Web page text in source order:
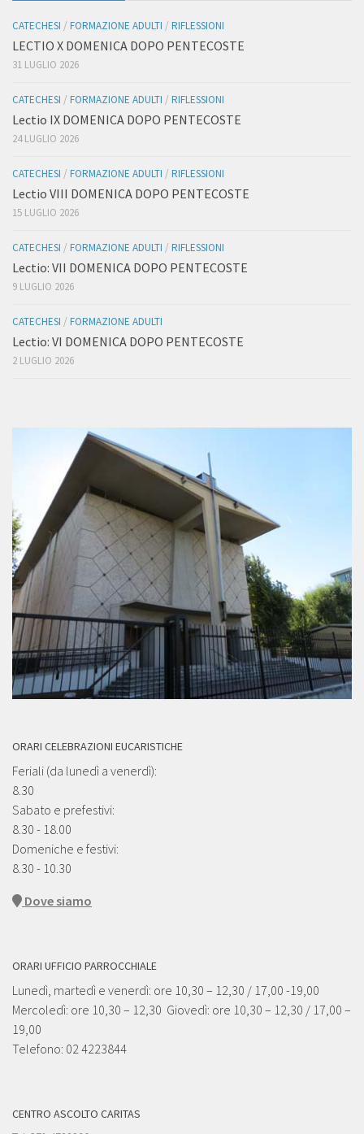
CATECHESI / FORMAZIONE ADULTI / RIFLESSIONI
LECTIO X DOMENICA DOPO PENTECOSTE
31 LUGLIO 2026
CATECHESI / FORMAZIONE ADULTI / RIFLESSIONI
Lectio IX DOMENICA DOPO PENTECOSTE
24 LUGLIO 2026
CATECHESI / FORMAZIONE ADULTI / RIFLESSIONI
Lectio VIII DOMENICA DOPO PENTECOSTE
15 LUGLIO 2026
CATECHESI / FORMAZIONE ADULTI / RIFLESSIONI
Lectio: VII DOMENICA DOPO PENTECOSTE
9 LUGLIO 2026
CATECHESI / FORMAZIONE ADULTI
Lectio: VI DOMENICA DOPO PENTECOSTE
2 LUGLIO 2026
ORARI CELEBRAZIONI EUCARISTICHE
Feriali (da lunedì a venerdì):
8.30
Sabato e prefestivi:
8.30 - 18.00
Domeniche e festivi:
8.30 - 10.30
Dove siamo
ORARI UFFICIO PARROCCHIALE
Lunedì, martedì e venerdì: ore 10,30 – 12,30 / 17,00 -19,00
Mercoledì: ore 10,30 – 12,30 Giovedì: ore 10,30 – 12,30 / 17,00 –
19,00
Telefono: 02 4223844
CENTRO ASCOLTO CARITAS